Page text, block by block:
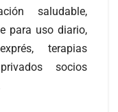
saludable,
para uso diario,
terapias
socios